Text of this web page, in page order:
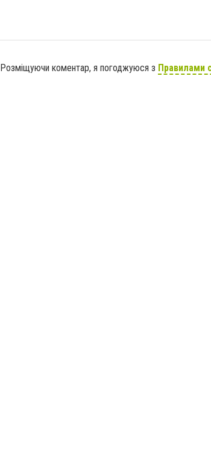
Розміщуючи коментар, я погоджуюся з Правилами